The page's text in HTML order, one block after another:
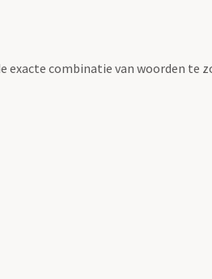
exacte combinatie van woorden te